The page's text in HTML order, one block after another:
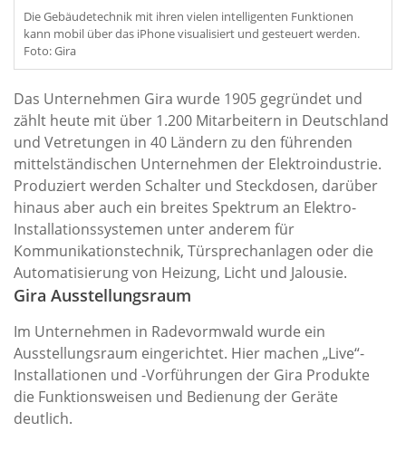
Die Gebäudetechnik mit ihren vielen intelligenten Funktionen
kann mobil über das iPhone visualisiert und gesteuert werden.
Foto: Gira
Das Unternehmen Gira wurde 1905 gegründet und
zählt heute mit über 1.200 Mitarbeitern in Deutschland
und Vetretungen in 40 Ländern zu den führenden
mittelständischen Unternehmen der Elektroindustrie.
Produziert werden Schalter und Steckdosen, darüber
hinaus aber auch ein breites Spektrum an Elektro-
Installationssystemen unter anderem für
Kommunikationstechnik, Türsprechanlagen oder die
Automatisierung von Heizung, Licht und Jalousie.
Gira Ausstellungsraum
Im Unternehmen in Radevormwald wurde ein
Ausstellungsraum eingerichtet. Hier machen „Live“-
Installationen und -Vorführungen der Gira Produkte
die Funktionsweisen und Bedienung der Geräte
deutlich.